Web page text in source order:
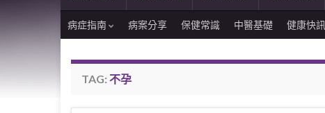
病症指南 病案分享 保健常識 中醫基礎 健康快訊
TAG: 不孕